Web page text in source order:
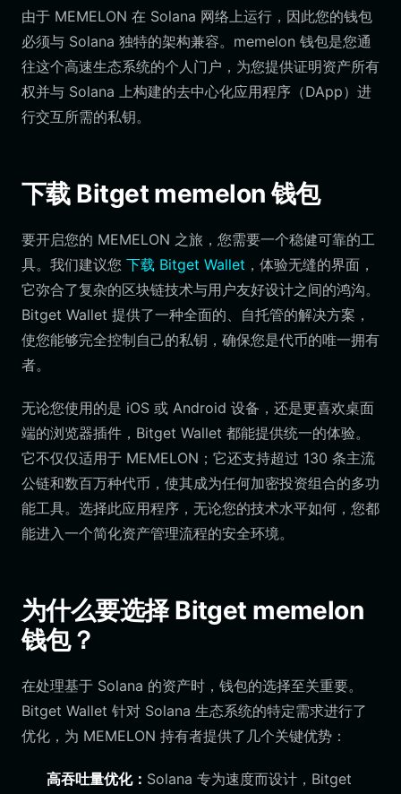
由于 MEMELON 在 Solana 网络上运行，因此您的钱包
必须与 Solana 独特的架构兼容。memelon 钱包是您通
往这个高速生态系统的个人门户，为您提供证明资产所有
权并与 Solana 上构建的去中心化应用程序（DApp）进
行交互所需的私钥。
下载 Bitget memelon 钱包
要开启您的 MEMELON 之旅，您需要一个稳健可靠的工
具。我们建议您 下载 Bitget Wallet ，体验无缝的界面，
它弥合了复杂的区块链技术与用户友好设计之间的鸿沟。
Bitget Wallet 提供了一种全面的、自托管的解决方案，
使您能够完全控制自己的私钥，确保您是代币的唯一拥有
者。
无论您使用的是 iOS 或 Android 设备，还是更喜欢桌面
端的浏览器插件，Bitget Wallet 都能提供统一的体验。
它不仅仅适用于 MEMELON；它还支持超过 130 条主流
公链和数百万种代币，使其成为任何加密投资组合的多功
能工具。选择此应用程序，无论您的技术水平如何，您都
能进入一个简化资产管理流程的安全环境。
为什么要选择 Bitget memelon
钱包？
在处理基于 Solana 的资产时，钱包的选择至关重要。
Bitget Wallet 针对 Solana 生态系统的特定需求进行了
优化，为 MEMELON 持有者提供了几个关键优势：
高吞吐量优化： Solana 专为速度而设计，Bitget